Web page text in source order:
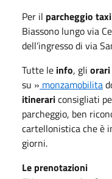
Per il parcheggio taxi
Biassono lungo via
dell’ingresso di via
Tutte le info, gli orari
su » monzamobilita
itinerariconsigliati
parcheggio, ben
cartellonistica che è
giorni.
Le prenotazioni